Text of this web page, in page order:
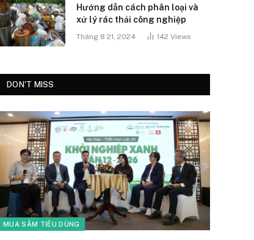
Hướng dẫn cách phân loại và
xử lý rác thải công nghiệp
Tháng 8 21, 2024 142 Views
DON'T MISS
MUA SẮM TIÊU DÙNG